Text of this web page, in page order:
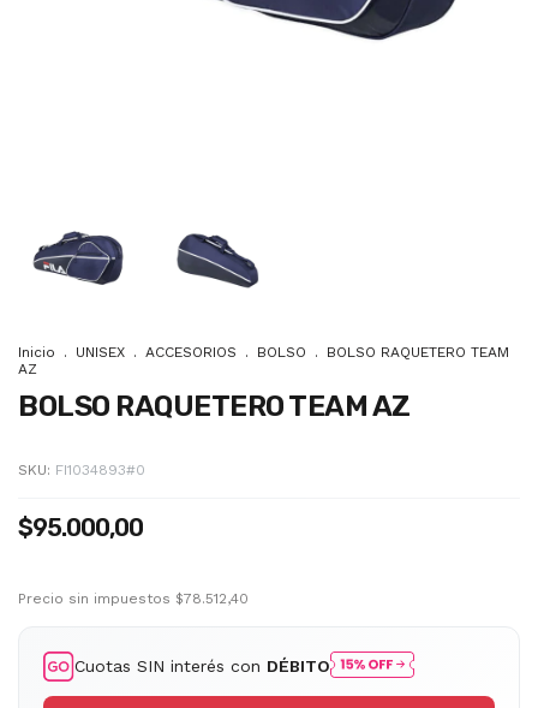
Inicio . UNISEX . ACCESORIOS . BOLSO .
BOLSO RAQUETERO TEAM
AZ
BOLSO RAQUETERO TEAM AZ
SKU: FI1034893#0
$95.000,00
Precio sin impuestos $78.512,40
Cuotas SIN interés con DÉBITO